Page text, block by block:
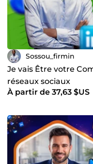
Sossou_firmin
Je vais Être votre
réseaux sociaux
À partir de 37,63 $US